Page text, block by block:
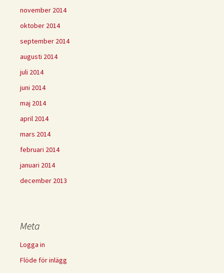
november 2014
oktober 2014
september 2014
augusti 2014
juli 2014
juni 2014
maj 2014
april 2014
mars 2014
februari 2014
januari 2014
december 2013
Meta
Logga in
Flöde för inlägg